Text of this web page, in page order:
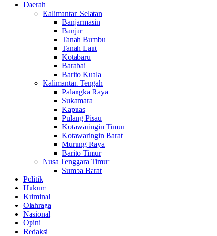
Daerah
Kalimantan Selatan
Banjarmasin
Banjar
Tanah Bumbu
Tanah Laut
Kotabaru
Barabai
Barito Kuala
Kalimantan Tengah
Palangka Raya
Sukamara
Kapuas
Pulang Pisau
Kotawaringin Timur
Kotawaringin Barat
Murung Raya
Barito Timur
Nusa Tenggara Timur
Sumba Barat
Politik
Hukum
Kriminal
Olahraga
Nasional
Opini
Redaksi